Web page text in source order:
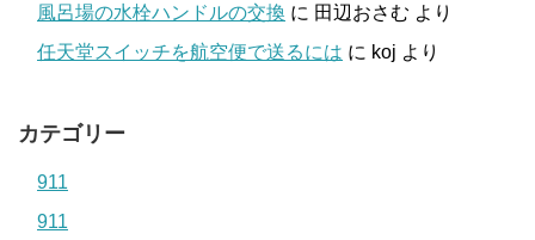
風呂場の水栓ハンドルの交換 に 田辺おさむ より
任天堂スイッチを航空便で送るには に koj より
カテゴリー
911
911